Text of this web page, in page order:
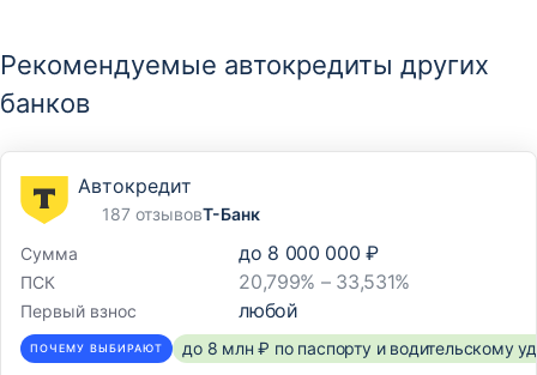
Кредитно-кассовый офис
«Благовещенский № 2»
Отделение
Кредитно-кассовый офис
«Благовещенский»
Амурская область, Благовещенск, улица Калинина, 61
Рекомендуемые автокредиты других
банков
Автокредит
187 отзывовТ-Банк
Сумма
до 8 000 000 ₽
ПСК 20,799% – 33,531%
Первый взнос любой
ПОЧЕМУ ВЫБИРАЮТ до 8 млн ₽ по паспорту и водительскому